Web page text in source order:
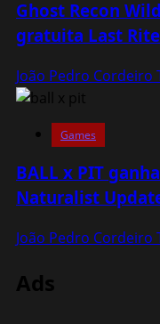
Ghost Recon
gratuita Last
João Pedro Cordeiro
Games
BALL x PIT
Naturalist
João Pedro Cordeiro
Ads